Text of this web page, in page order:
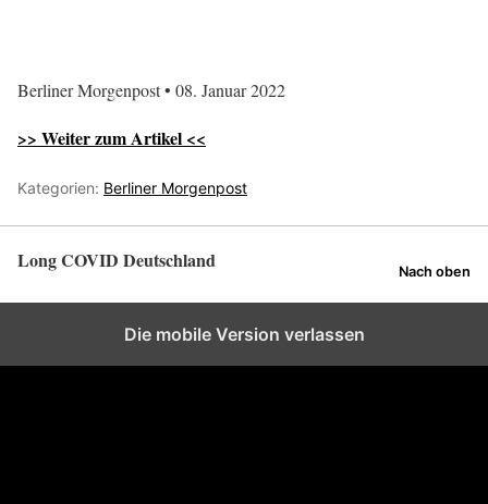
Berliner Morgenpost • 08. Januar 2022
>> Weiter zum Artikel <<
Kategorien: Berliner Morgenpost
Long COVID Deutschland Nach oben
Die mobile Version verlassen